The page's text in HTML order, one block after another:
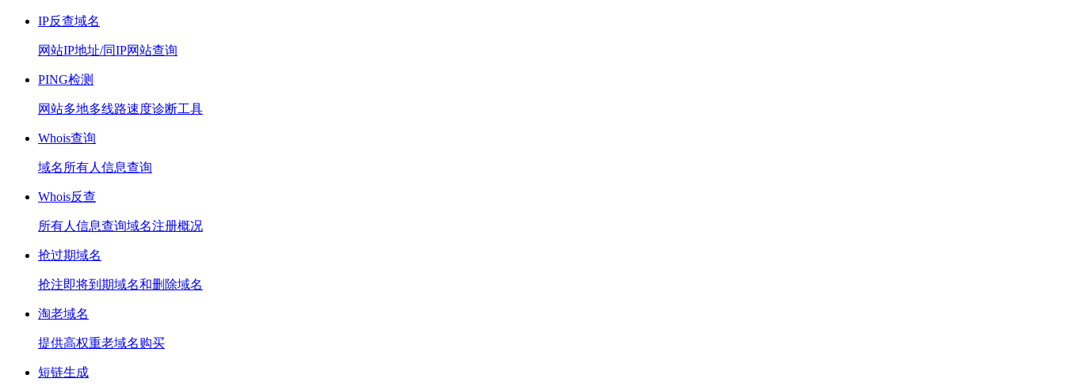
IP反查域名
网站IP地址/同IP网站查询
PING检测
网站多地多线路速度诊断工具
Whois查询
域名所有人信息查询
Whois反查
所有人信息查询域名注册概况
抢过期域名
抢注即将到期域名和删除域名
淘老域名
提供高权重老域名购买
短链生成